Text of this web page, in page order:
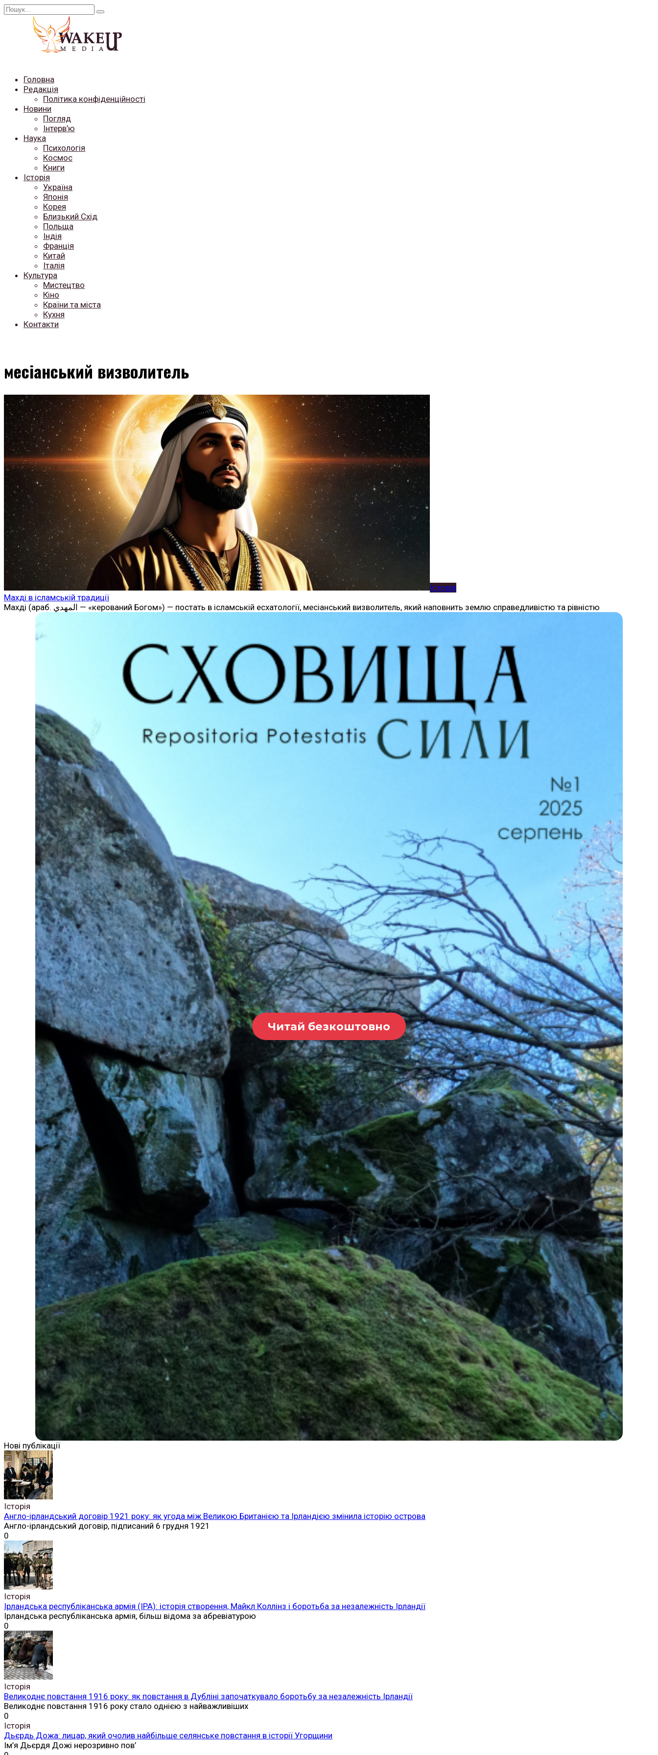
Перейти
Search
Головна
Редакція
Політика конфіденційності
Новини
Погляд
Інтерв’ю
Наука
Психологія
Космос
Книги
Історія
Україна
Японія
Корея
Близький Схід
Польща
Індія
Франція
Китай
Італія
Культура
Мистецтво
Кіно
Країни та міста
Кухня
Контакти
месіанський визволитель
Історія
Махді в ісламській традиції
Махді (араб. المهدي‎ — «керований Богом») — постать в ісламській есхатології, месіанський визволитель, який наповнить землю справедливістю та рівністю
Читай безкоштовно
Нові публікації
Історія
Англо-ірландський договір 1921 року: як угода між Великою Британією та Ірландією змінила історію острова
Англо-ірландський договір, підписаний 6 грудня 1921
0
Історія
Ірландська республіканська армія (ІРА): історія створення, Майкл Коллінз і боротьба за незалежність Ірландії
Ірландська республіканська армія, більш відома за абревіатурою
0
Історія
Великоднє повстання 1916 року: як повстання в Дубліні започаткувало боротьбу за незалежність Ірландії
Великоднє повстання 1916 року стало однією з найважливіших
0
Історія
Дьєрдь Дожа: лицар, який очолив найбільше селянське повстання в історії Угорщини
Ім’я Дьєрдя Дожі нерозривно пов’